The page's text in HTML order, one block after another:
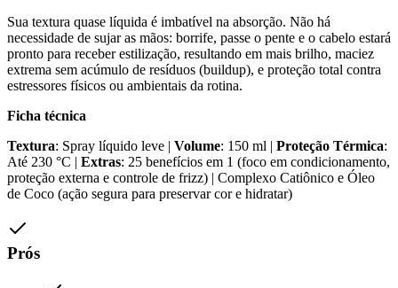
Sua textura quase líquida é imbatível na absorção. Não há
necessidade de sujar as mãos: borrife, passe o pente e o cabelo estará
pronto para receber estilização, resultando em mais brilho, maciez
extrema sem acúmulo de resíduos (buildup), e proteção total contra
estressores físicos ou ambientais da rotina.
Ficha técnica
Textura: Spray líquido leve | Volume: 150 ml | Proteção Térmica:
Até 230 °C | Extras: 25 benefícios em 1 (foco em condicionamento,
proteção externa e controle de frizz) | Complexo Catiônico e Óleo
de Coco (ação segura para preservar cor e hidratar)
Prós